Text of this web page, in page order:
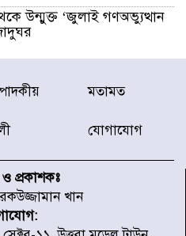
উন্মুক্ত ‘জুলাই গণঅভ্যুত্থান
উত্তরা আঞ্চলিক পাসপোর্ট
বিভিন্ন মেয়াদে সাজা প্রদান
১
নিয়ে ওমানের সঙ্গে চুক্তি
: ইরান
মতামত
যোগাযোগ
প্রকাশকঃ
খান